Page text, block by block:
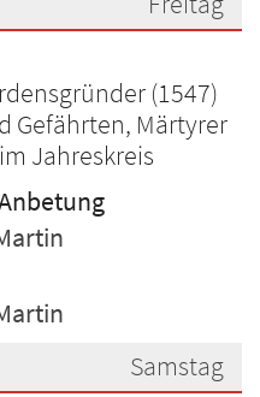
August 2026 (1547)
Gefährten, Märtyrer
Jahreskreis
Samstag